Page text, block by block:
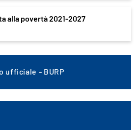
alla povertà 2021-2027
ufficiale - BURP